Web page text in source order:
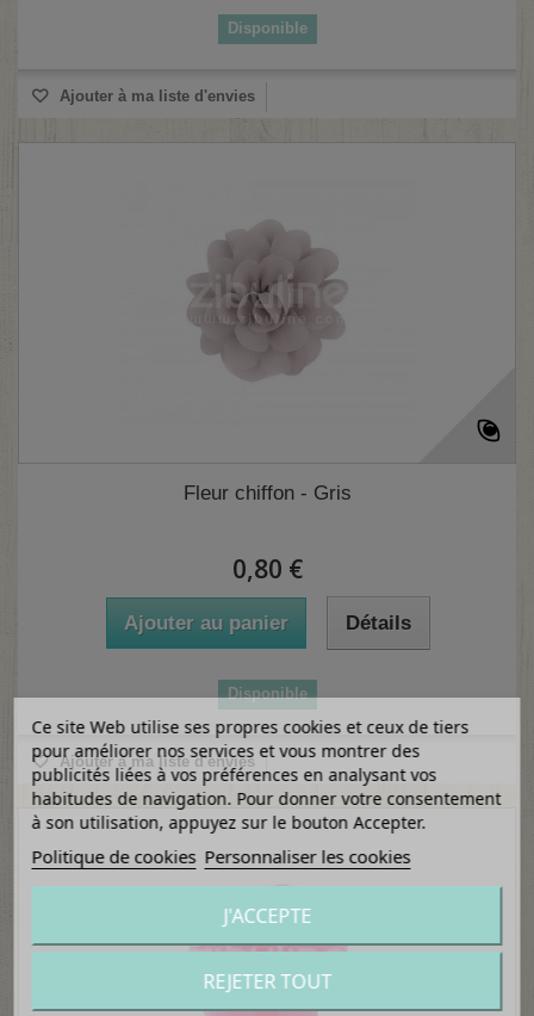
Disponible
Ajouter à ma liste d'envies
Fleur chiffon - Gris
0,80 €
Ajouter au panier Détails
Disponible
Ajouter à ma liste d'envies
Ce site Web utilise ses propres cookies et ceux de tiers
pour améliorer nos services et vous montrer des
publicités liées à vos préférences en analysant vos
habitudes de navigation. Pour donner votre consentement
à son utilisation, appuyez sur le bouton Accepter.
Politique de cookies Personnaliser les cookies
REJETER TOUT
J'ACCEPTE